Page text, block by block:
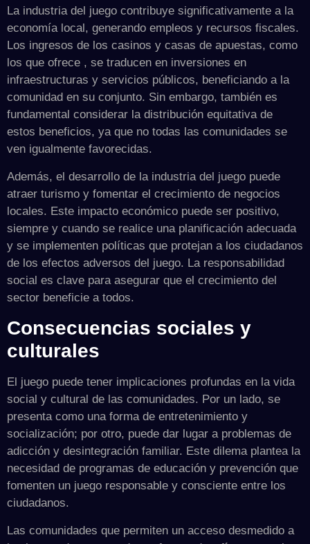
La industria del juego contribuye significativamente a la
economía local, generando empleos y recursos fiscales.
Los ingresos de los casinos y casas de apuestas, como
los que ofrece , se traducen en inversiones en
infraestructuras y servicios públicos, beneficiando a la
comunidad en su conjunto. Sin embargo, también es
fundamental considerar la distribución equitativa de
estos beneficios, ya que no todas las comunidades se
ven igualmente favorecidas.
Además, el desarrollo de la industria del juego puede
atraer turismo y fomentar el crecimiento de negocios
locales. Este impacto económico puede ser positivo,
siempre y cuando se realice una planificación adecuada
y se implementen políticas que protejan a los ciudadanos
de los efectos adversos del juego. La responsabilidad
social es clave para asegurar que el crecimiento del
sector beneficie a todos.
Consecuencias sociales y
culturales
El juego puede tener implicaciones profundas en la vida
social y cultural de las comunidades. Por un lado, se
presenta como una forma de entretenimiento y
socialización; por otro, puede dar lugar a problemas de
adicción y desintegración familiar. Este dilema plantea la
necesidad de programas de educación y prevención que
fomenten un juego responsable y consciente entre los
ciudadanos.
Las comunidades que permiten un acceso desmedido a